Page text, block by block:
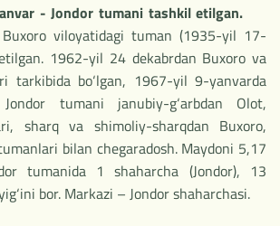
- Jondor tumani tashkil etilgan.
viloyatidagi tuman (1935-yil 17-
1962-yil 24 dekabrdan Buxoro va
tarkibida bo‘lgan, 1967-yil 9-yanvarda
tumani janubiy-g‘arbdan Olot,
sharq va shimoliy-sharqdan Buxoro,
bilan chegaradosh. Maydoni 5,17
tumanida 1 shaharcha (Jondor), 13
bor. Markazi – Jondor shaharchasi.